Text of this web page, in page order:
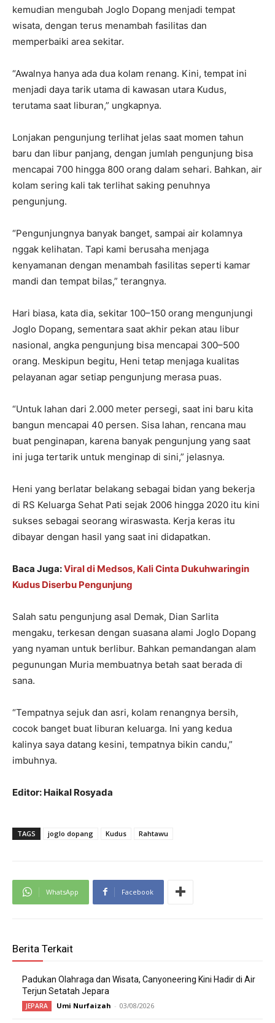
kemudian mengubah Joglo Dopang menjadi tempat
wisata, dengan terus menambah fasilitas dan
memperbaiki area sekitar.
“Awalnya hanya ada dua kolam renang. Kini, tempat ini
menjadi daya tarik utama di kawasan utara Kudus,
terutama saat liburan,” ungkapnya.
Lonjakan pengunjung terlihat jelas saat momen tahun
baru dan libur panjang, dengan jumlah pengunjung bisa
mencapai 700 hingga 800 orang dalam sehari. Bahkan, air
kolam sering kali tak terlihat saking penuhnya
pengunjung.
“Pengunjungnya banyak banget, sampai air kolamnya
nggak kelihatan. Tapi kami berusaha menjaga
kenyamanan dengan menambah fasilitas seperti kamar
mandi dan tempat bilas,” terangnya.
Hari biasa, kata dia, sekitar 100–150 orang mengunjungi
Joglo Dopang, sementara saat akhir pekan atau libur
nasional, angka pengunjung bisa mencapai 300–500
orang. Meskipun begitu, Heni tetap menjaga kualitas
pelayanan agar setiap pengunjung merasa puas.
“Untuk lahan dari 2.000 meter persegi, saat ini baru kita
bangun mencapai 40 persen. Sisa lahan, rencana mau
buat penginapan, karena banyak pengunjung yang saat
ini juga tertarik untuk menginap di sini,” jelasnya.
Heni yang berlatar belakang sebagai bidan yang bekerja
di RS Keluarga Sehat Pati sejak 2006 hingga 2020 itu kini
sukses sebagai seorang wiraswasta. Kerja keras itu
dibayar dengan hasil yang saat ini didapatkan.
Baca Juga:Viral di Medsos, Kali Cinta Dukuhwaringin
Kudus Diserbu Pengunjung
Salah satu pengunjung asal Demak, Dian Sarlita
mengaku, terkesan dengan suasana alami Joglo Dopang
yang nyaman untuk berlibur. Bahkan pemandangan alam
pegunungan Muria membuatnya betah saat berada di
sana.
“Tempatnya sejuk dan asri, kolam renangnya bersih,
cocok banget buat liburan keluarga. Ini yang kedua
kalinya saya datang kesini, tempatnya bikin candu,”
imbuhnya.
Editor: Haikal Rosyada
TAGS joglo dopang Kudus Rahtawu
WhatsApp Facebook
Berita Terkait
Padukan Olahraga dan Wisata, Canyoneering Kini Hadir di Air
Terjun Setatah Jepara
JEPARA Umi Nurfaizah - 03/08/2026